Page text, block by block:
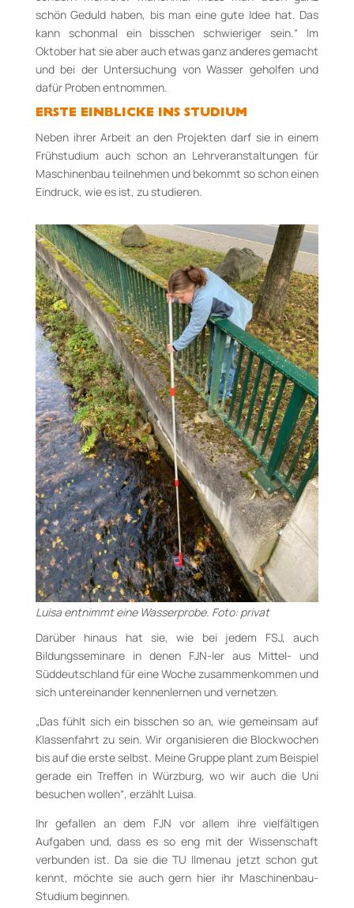
schön Geduld haben, bis man eine gute Idee hat. Das
kann schonmal ein bisschen schwieriger sein.“ Im
Oktober hat sie aber auch etwas ganz anderes gemacht
und bei der Untersuchung von Wasser geholfen und
dafür Proben entnommen.
ERSTE EINBLICKE INS STUDIUM
Neben ihrer Arbeit an den Projekten darf sie in einem
Frühstudium auch schon an Lehrveranstaltungen für
Maschinenbau teilnehmen und bekommt so schon einen
Eindruck, wie es ist, zu studieren.
Luisa entnimmt eine Wasserprobe. Foto: privat
Darüber hinaus hat sie, wie bei jedem FSJ, auch
Bildungsseminare in denen FJN-ler aus Mittel- und
Süddeutschland für eine Woche zusammenkommen und
sich untereinander kennenlernen und vernetzen.
„Das fühlt sich ein bisschen so an, wie gemeinsam auf
Klassenfahrt zu sein. Wir organisieren die Blockwochen
bis auf die erste selbst. Meine Gruppe plant zum Beispiel
gerade ein Treffen in Würzburg, wo wir auch die Uni
besuchen wollen“, erzählt Luisa.
Ihr gefallen an dem FJN vor allem ihre vielfältigen
Aufgaben und, dass es so eng mit der Wissenschaft
verbunden ist. Da sie die TU Ilmenau jetzt schon gut
kennt, möchte sie auch gern hier ihr Maschinenbau-
Studium beginnen.